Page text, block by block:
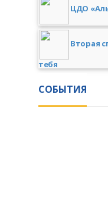
ЦДО
Вторая
тебя
СОБЫТИЯ